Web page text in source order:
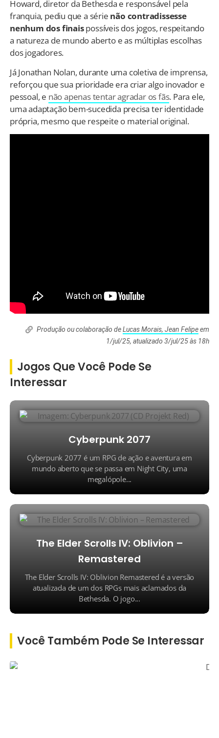
Howard, diretor da Bethesda e responsável pela
franquia, pediu que a série não contradissesse
nenhum dos finaispossíveis dos jogos, respeitando
a natureza de mundo aberto e as múltiplas escolhas
dos jogadores.
Já Jonathan Nolan, durante uma coletiva de imprensa,
reforçou que sua prioridade era criar algo inovador e
pessoal, e não apenas tentar agradar os fãs. Para ele,
uma adaptação bem-sucedida precisa ter identidade
própria, mesmo que respeite o material original.
Produção ou colaboração deLucas Morais, Jean Felipeem
1/jul/25, atualizado 3/jul/25 às 18h
Jogos Que Você Pode Se
Interessar
Cyberpunk 2077
Cyberpunk 2077 é um RPG de ação e aventura em
mundo aberto que se passa em Night City, uma
megalópole...
The Elder Scrolls IV: Oblivion –
Remastered
The Elder Scrolls IV: Oblivion Remastered é a versão
atualizada de um dos RPGs mais aclamados da
Bethesda. O jogo...
Você Também Pode Se Interessar